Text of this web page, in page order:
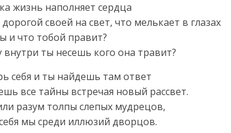
жизнь наполняет сердца
своей на свет, что мелькает в глазах
и что тобой правит?
ты несешь кого она травит?
себя и ты найдешь там ответ
все тайны встречая новый рассвет.
разум толпы слепых мудрецов,
мы среди иллюзий дворцов.